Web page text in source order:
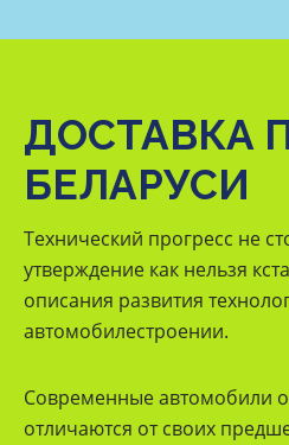
ДОСТАВКА
БЕЛАРУСИ
Технический прогресс не
утверждение как нельзя
описания развития
автомобилестроении.
Современные автомобили
отличаются от своих